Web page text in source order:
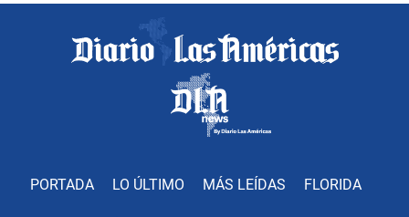
PORTADA LO ÚLTIMO MÁS LEÍDAS FLORIDA